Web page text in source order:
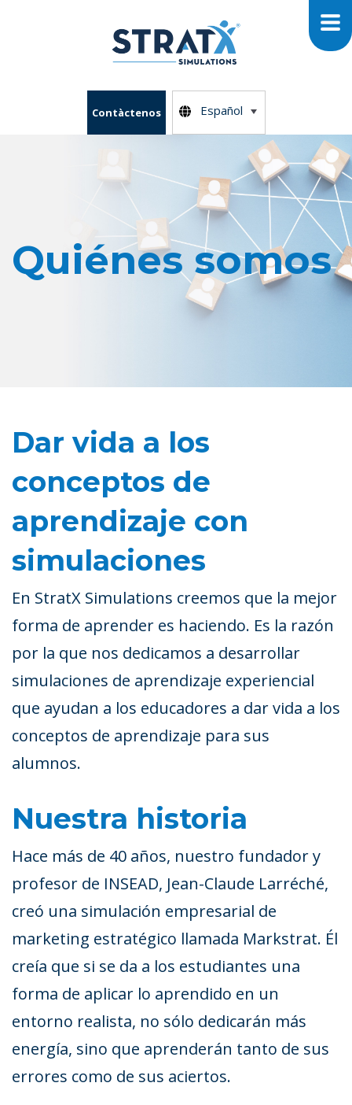
Contàctenos Español
Quiénes somos
Dar vida a los
conceptos de
aprendizaje con
simulaciones
En StratX Simulations creemos que la mejor
forma de aprender es haciendo. Es la razón
por la que nos dedicamos a desarrollar
simulaciones de aprendizaje experiencial
que ayudan a los educadores a dar vida a los
conceptos de aprendizaje para sus
alumnos.
Nuestra historia
Hace más de 40 años, nuestro fundador y
profesor de INSEAD, Jean-Claude Larréché,
creó una simulación empresarial de
marketing estratégico llamada Markstrat. Él
creía que si se da a los estudiantes una
forma de aplicar lo aprendido en un
entorno realista, no sólo dedicarán más
energía, sino que aprenderán tanto de sus
errores como de sus aciertos.